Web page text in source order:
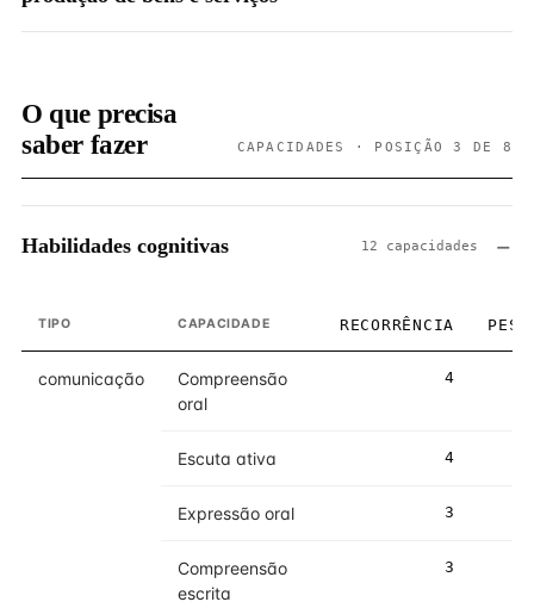
O que precisa
saber fazer
CAPACIDADES · POSIÇÃO 3 DE 8
Habilidades cognitivas 12 capacidades
TIPO CAPACIDADE RECORRÊNCIA PESO
comunicação
Compreensão
oral
4
Escuta ativa 4
Expressão oral 3
Compreensão
escrita
3